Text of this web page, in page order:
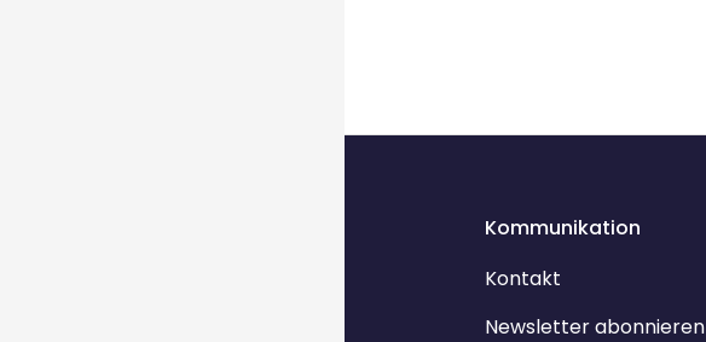
Kommunikation
Kontakt
Newsletter abonnieren